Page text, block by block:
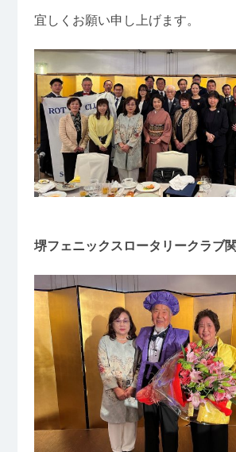
宜しくお願い申し上げます。
堺フェニックスロータリークラブ